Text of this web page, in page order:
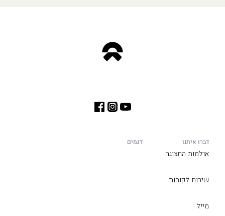
דברו איתנו
אולמות התצוגה
שירות לקוחות
מייל
דגמים